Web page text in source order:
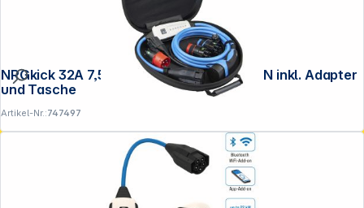
NRGkick 32A 7,5m Set Optimal GSM WLAN inkl. Adapter
und Tasche
Artikel-Nr.:747497